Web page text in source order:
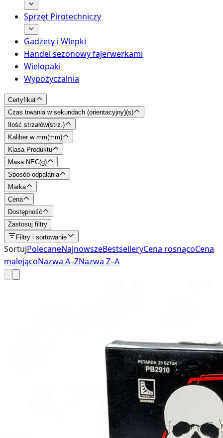
Sprzęt Pirotechniczy
Gadżety i Wlepki
Handel sezonowy fajerwerkami
Wielopaki
Wypożyczalnia
Certyfikat
Czas trwania w sekundach (orientacyjny)(s)
Ilość strzałów(strz. )
Kaliber w mm(mm)
Klasa Produktu
Masa NEC(g)
Sposób odpalania
Marka
Cena
Dostępność
Zastosuj filtry
Filtry i sortowanie
SortujPolecaneNajnowszeBestselleryCena rosnącoCena
malejącoNazwa A–ZNazwa Z–A